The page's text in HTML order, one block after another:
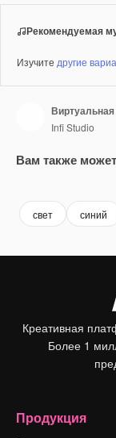
Рекомендуемая
Изучите другие
Infi Studio
Вам также
свет синий
Креативная
Более 1
Продукция